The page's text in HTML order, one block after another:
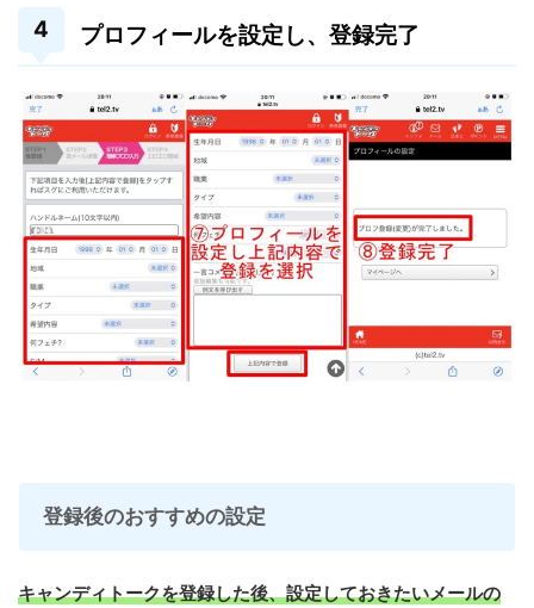
プロフィールを設定し、登録完了
登録後のおすすめの設定
キャンディトークを登録した後、設定しておきたいメールの